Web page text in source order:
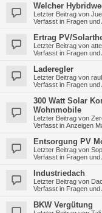
Welcher
Letzter Beitrag von
Verfasst in Fragen und
Ertrag PV/
Letzter Beitrag von
Verfasst in Fragen und
Laderegler
Letzter Beitrag von
Verfasst in Fragen und
300 Watt Solar
Wohnmobile
Letzter Beitrag von
Verfasst in Anzeigen
Entsorgung PV
Letzter Beitrag von
Verfasst in Fragen und
Industriedach
Letzter Beitrag von
Verfasst in Fragen und
BKW Vergütung